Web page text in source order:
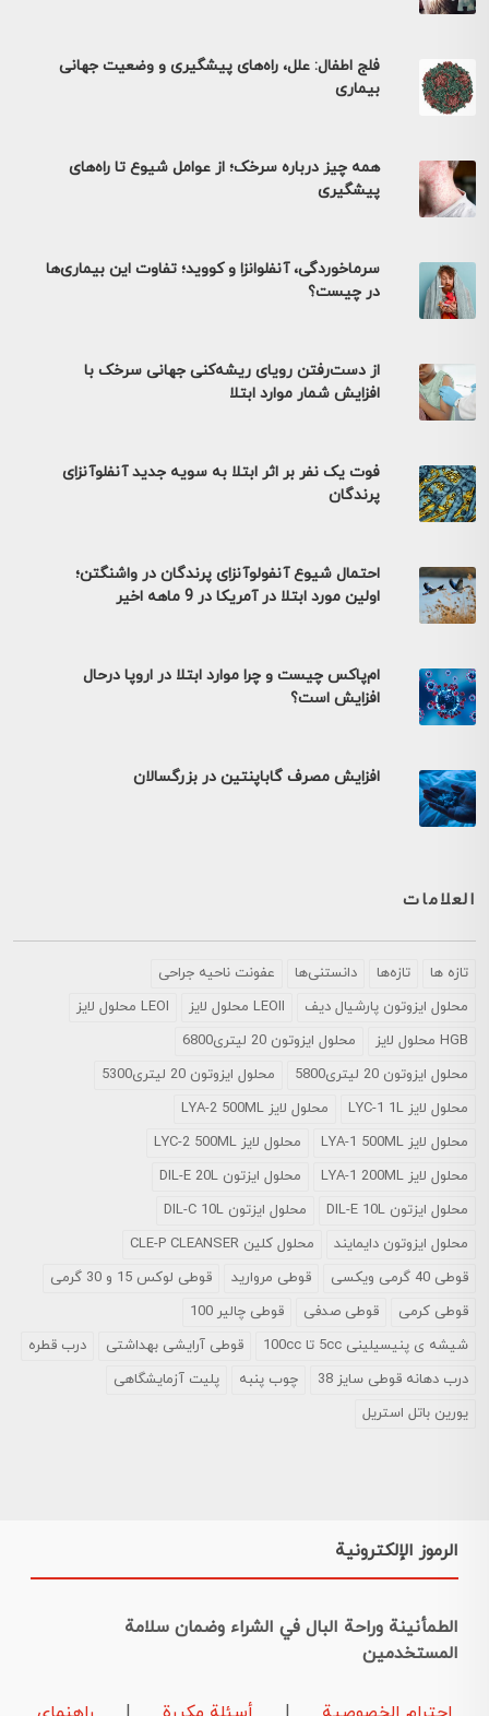
فلج اطفال: علل، راه‌های پیشگیری و وضعیت جهانی
بیماری
همه چیز درباره سرخک؛ از عوامل شیوع تا راه‌های
پیشگیری
سرماخوردگی، آنفلوانزا و کووید؛ تفاوت این بیماری‌ها
در چیست؟
از دست‌رفتن رویای ریشه‌کنی جهانی سرخک با
افزایش شمار موارد ابتلا
فوت یک نفر بر اثر ابتلا به سویه جدید آنفلوآنزای
پرندگان
احتمال شیوع آنفولوآنزای پرندگان در واشنگتن؛
اولین مورد ابتلا در آمریکا در 9 ماهه اخیر
ام‌پاکس چیست و چرا موارد ابتلا در اروپا درحال
افزایش است؟
افزایش مصرف گاباپنتین در بزرگسالان
العلامات
تازه ها تازه‌ها دانستنی‌ها
عفونت ناحیه جراحی
محلول ايزوتون پارشيال ديف
LEOII محلول لایز
LEOI محلول لایز
HGB محلول لایز
محلول ایزوتون 20 لیتری6800
محلول ایزوتون 20 لیتری5800
محلول ایزوتون 20 لیتری5300
محلول لایز LYC-1 1L
محلول لایز LYA-2 500ML
محلول لایز LYA-1 500ML
محلول لایز LYC-2 500ML
محلول لایز LYA-1 200ML
محلول ایزتون DIL-E 20L
محلول ایزتون DIL-E 10L
محلول ایزتون DIL-C 10L
محلول ایزوتون دایمایند
محلول کلین CLE-P CLEANSER
قوطی 40 گرمی ویکسی
قوطی مروارید
قوطی لوکس 15 و 30 گرمی
قوطی کرمی
قوطی صدفی
قوطی چالیر 100
شیشه ی پنیسیلینی 5cc تا 100cc
قوطی آرایشی بهداشتی
درب قطره
درب دهانه قوطی سایز 38
چوب پنبه
پلیت آزمایشگاهی
یورین باتل استریل
الرموز الإلكترونية
الطمأنينة وراحة البال في الشراء وضمان سلامة
المستخدمين